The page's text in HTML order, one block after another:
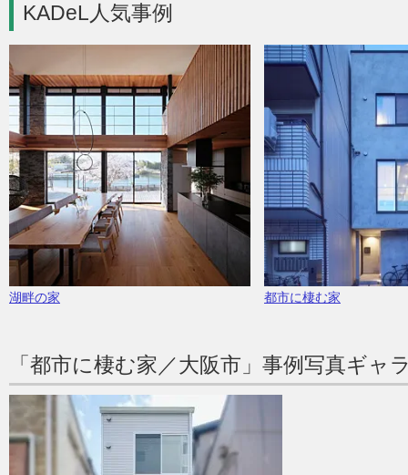
KADeL人気事例
湖畔の家 都市に棲む家
「都市に棲む家／大阪市」事例写真ギャ